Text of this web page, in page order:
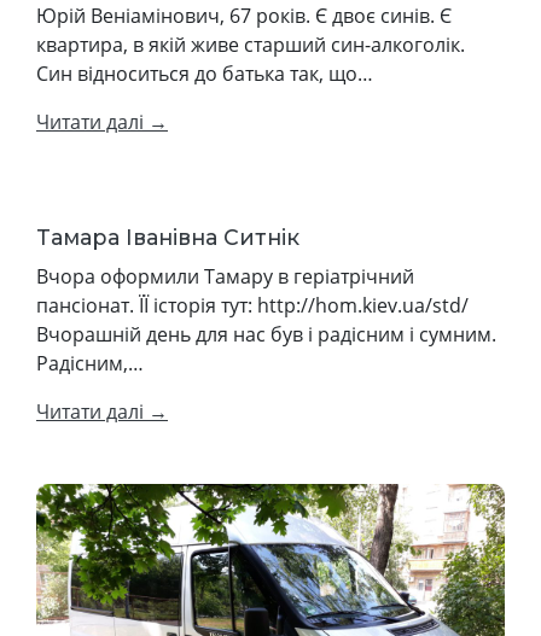
Юрій Веніамінович, 67 років. Є двоє синів. Є
квартира, в якій живе старший син-алкоголік.
Син відноситься до батька так, що…
Читати далі →
Тамара Іванівна Ситнік
Вчора оформили Тамару в геріатрічний
пансіонат. ЇЇ історія тут: http://hom.kiev.ua/std/
Вчорашній день для нас був і радісним і сумним.
Радісним,…
Читати далі →